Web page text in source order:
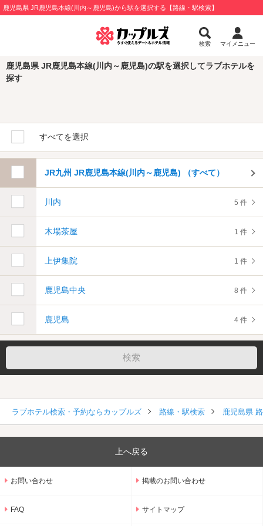
鹿児島県 JR鹿児島本線(川内～鹿児島)から駅を選択する【路線・駅検索】
検索 マイメニュー
鹿児島県 JR鹿児島本線(川内～鹿児島)の駅を選択してラブホテルを
探す
すべてを選択
JR九州 JR鹿児島本線(川内～鹿児島) （すべて）
川内 5 件
木場茶屋 1 件
上伊集院 1 件
鹿児島中央 8 件
鹿児島 4 件
ラブホテル検索・予約ならカップルズ 路線・駅検索 鹿児島県
上へ戻る
お問い合わせ 掲載のお問い合わせ
FAQ サイトマップ